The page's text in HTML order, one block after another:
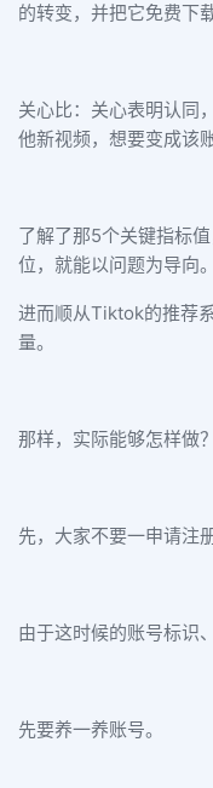
的转变，并把它免费下
关心比：关心表明认同
他新视频，想要变成该
了解了那5个关键指标
位，就能以问题为导向。
进而顺从Tiktok的推荐
量。
那样，实际能够怎样做？
先，大家不要一申请注
由于这时候的账号标识
先要养一养账号。